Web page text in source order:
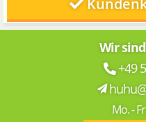
Wir
+49
Mo. -